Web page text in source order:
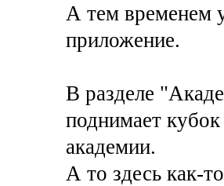
А тем временем
приложение.
В разделе
поднимает
академии.
А то здесь как-